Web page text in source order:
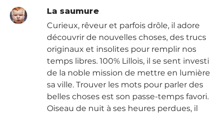
La saumure
Curieux, rêveur et parfois drôle, il adore
découvrir de nouvelles choses, des trucs
originaux et insolites pour remplir nos
temps libres. 100% Lillois, il se sent investi
de la noble mission de mettre en lumière
sa ville. Trouver les mots pour parler des
belles choses est son passe-temps favori.
Oiseau de nuit à ses heures perdues, il